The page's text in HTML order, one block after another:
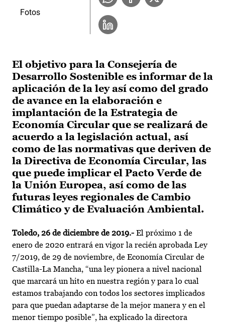
El objetivo para la Consejería de
Desarrollo Sostenible es informar de la
aplicación de la ley así como del grado
de avance en la elaboración e
implantación de la Estrategia de
Economía Circular que se realizará de
acuerdo a la legislación actual, así
como de las normativas que deriven de
la Directiva de Economía Circular, las
que puede implicar el Pacto Verde de
la Unión Europea, así como de las
futuras leyes regionales de Cambio
Climático y de Evaluación Ambiental.
Toledo, 26 de diciembre de 2019.- El próximo 1 de
enero de 2020 entrará en vigor la recién aprobada Ley
7/2019, de 29 de noviembre, de Economía Circular de
Castilla-La Mancha, “una ley pionera a nivel nacional
que marcará un hito en nuestra región y para lo cual
estamos trabajando con todos los sectores implicados
para que puedan adaptarse de la mejor manera y en el
menor tiempo posible”, ha explicado la directora
Fotos